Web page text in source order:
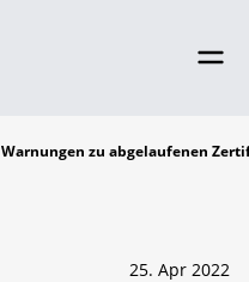
Warnungen zu abgelaufenen
25. Apr 2022